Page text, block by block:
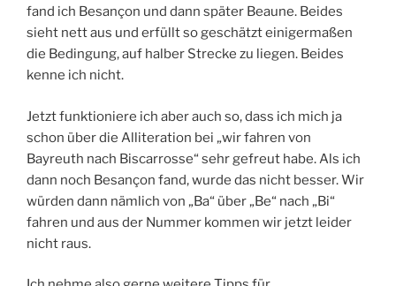
fand ich Besançon und dann später Beaune. Beides
sieht nett aus und erfüllt so geschätzt einigermaßen
die Bedingung, auf halber Strecke zu liegen. Beides
kenne ich nicht.
Jetzt funktioniere ich aber auch so, dass ich mich ja
schon über die Alliteration bei „wir fahren von
Bayreuth nach Biscarrosse“ sehr gefreut habe. Als ich
dann noch Besançon fand, wurde das nicht besser. Wir
würden dann nämlich von „Ba“ über „Be“ nach „Bi“
fahren und aus der Nummer kommen wir jetzt leider
nicht raus.